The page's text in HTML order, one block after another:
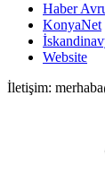
Haber
KonyaNet
Website
İletişim: